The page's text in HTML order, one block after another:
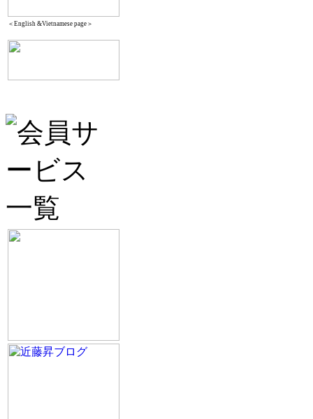
＜English &Vietnamese page＞